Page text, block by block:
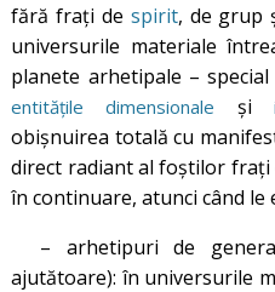
fără frați de spirit, de grup
universurile materiale
planete arhetipale –
entitățile dimensionale și
obișnuirea totală cu
direct radiant al foștilor frați
în continuare, atunci când le
– arhetipuri de
ajutătoare): în universurile